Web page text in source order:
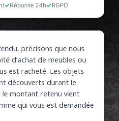
Réponse 24h RGPD
précisons que nous
d’achat de meubles ou
est racheté. Les objets
découverts durant le
montant retenu vient
qui vous est demandée